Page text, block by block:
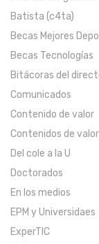
Batista (c4ta)
Becas Mejores
Becas Tecnologías
Bitácoras del
Comunicados
Contenido de valor
Contenidos de valor
Del cole a la U
Doctorados
En los medios
EPM y Universidaes
ExperTIC